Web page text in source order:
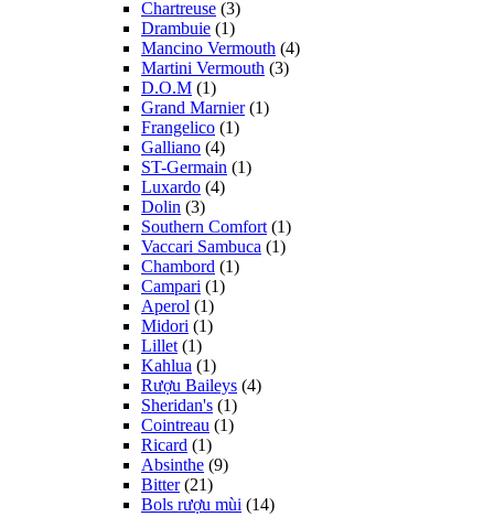
Chartreuse (3)
Drambuie (1)
Mancino Vermouth (4)
Martini Vermouth (3)
D.O.M (1)
Grand Marnier (1)
Frangelico (1)
Galliano (4)
ST-Germain (1)
Luxardo (4)
Dolin (3)
Southern Comfort (1)
Vaccari Sambuca (1)
Chambord (1)
Campari (1)
Aperol (1)
Midori (1)
Lillet (1)
Kahlua (1)
Rượu Baileys (4)
Sheridan's (1)
Cointreau (1)
Ricard (1)
Absinthe (9)
Bitter (21)
Bols rượu mùi (14)